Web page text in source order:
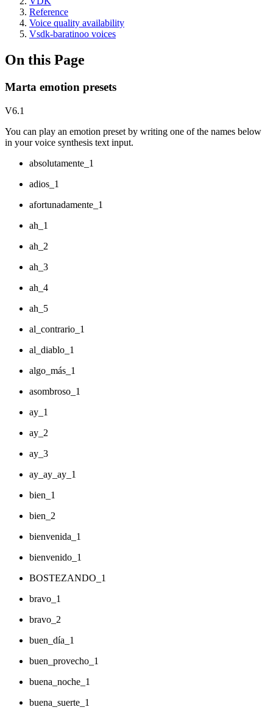
Reference
Voice quality availability
Vsdk-baratinoo voices
On this Page
Marta emotion presets
V6.1
You can play an emotion preset by writing one of the names below
in your voice synthesis text input.
absolutamente_1
adios_1
afortunadamente_1
ah_1
ah_2
ah_3
ah_4
ah_5
al_contrario_1
al_diablo_1
algo_más_1
asombroso_1
ay_1
ay_2
ay_3
ay_ay_ay_1
bien_1
bien_2
bienvenida_1
bienvenido_1
BOSTEZANDO_1
bravo_1
bravo_2
buen_día_1
buen_provecho_1
buena_noche_1
buena_suerte_1